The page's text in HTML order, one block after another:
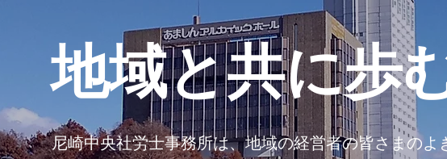
地域と共に歩む
尼崎中央社労士事務所は、地域の経営者の皆さまのよ